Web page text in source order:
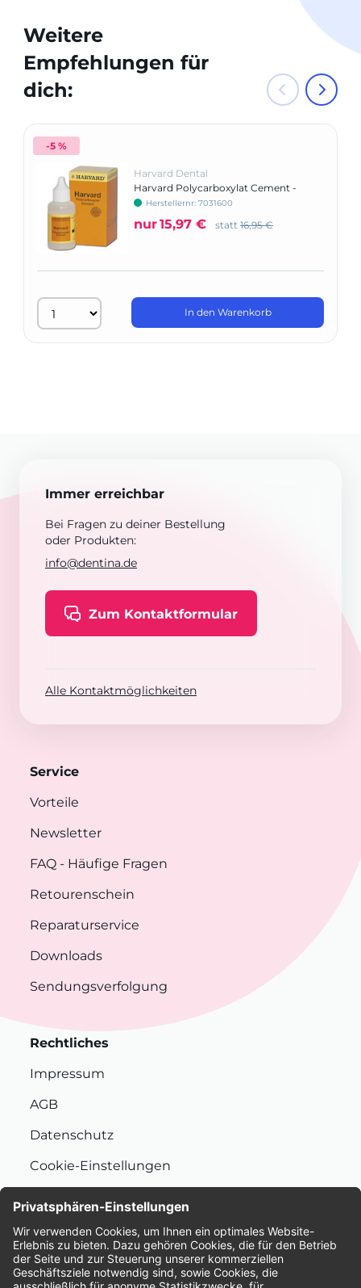
Weitere
Empfehlungen für
dich:
-5 %
Harvard Dental
Harvard Polycarboxylat Cement -
Flüssigkeit
Herstellernr: 7031600
nur15,97 € statt 16,95 €
In den Warenkorb
Immer erreichbar
Bei Fragen zu deiner Bestellung
oder Produkten:
info@dentina.de
Zum Kontaktformular
Alle Kontaktmöglichkeiten
Service
Vorteile
Newsletter
FAQ - Häufige Fragen
Retourenschein
Reparaturservice
Downloads
Sendungsverfolgung
Rechtliches
Impressum
AGB
Datenschutz
Cookie-Einstellungen
Bewertungen